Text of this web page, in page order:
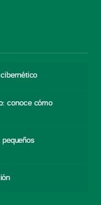
conoce cómo